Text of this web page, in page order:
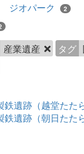
ジオパーク 2
産業遺産 タグ
鉄遺跡（越堂たた
鉄遺跡（朝日たた